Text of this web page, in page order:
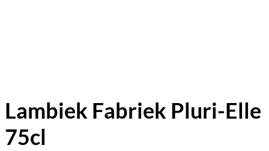
Lambiek Fabriek Pluri-Elle
75cl